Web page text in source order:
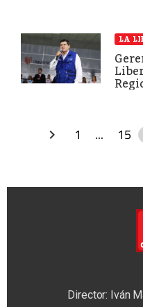
LA
1 ... 15
Director: Iván